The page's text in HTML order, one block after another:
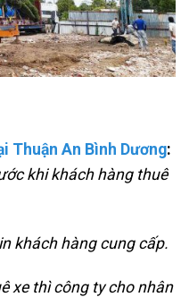
Thuận An Bình Dương:
khi khách hàng thuê
khách hàng cung cấp.
xe thì công ty cho nhân